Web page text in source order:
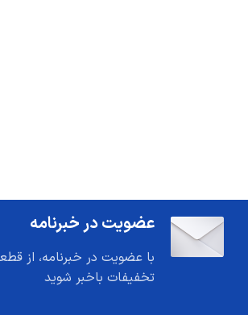
عضویت در خبرنامه
با عضویت در خبرنامه، از
تخفیفات باخبر شوید